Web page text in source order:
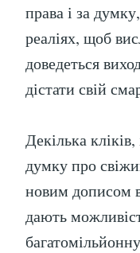
права і за
реаліях, щоб
доведеться
дістати свій
Декілька
думку про
новим дописом
дають